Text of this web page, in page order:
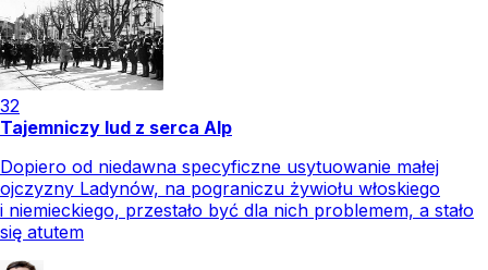
32
Tajemniczy lud z serca Alp
Dopiero od niedawna specyficzne usytuowanie małej
ojczyzny Ladynów, na pograniczu żywiołu włoskiego
i niemieckiego, przestało być dla nich problemem, a stało
się atutem